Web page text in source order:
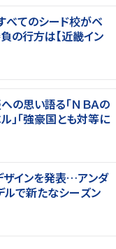
てのシード校がベ
の行方は【近畿イン
の思い語る「ＮＢＡの
」「強豪国とも対等に
ザインを発表…アンダ
で新たなシーズン